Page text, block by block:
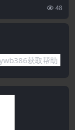
48
信:ywb386获取帮